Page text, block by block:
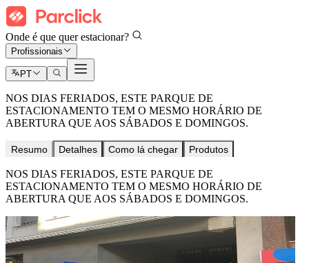
Onde é que quer estacionar?
Profissionais
PT
NOS DIAS FERIADOS, ESTE PARQUE DE
ESTACIONAMENTO TEM O MESMO HORÁRIO DE
ABERTURA QUE AOS SÁBADOS E DOMINGOS.
Resumo Detalhes Como lá chegar Produtos
NOS DIAS FERIADOS, ESTE PARQUE DE
ESTACIONAMENTO TEM O MESMO HORÁRIO DE
ABERTURA QUE AOS SÁBADOS E DOMINGOS.